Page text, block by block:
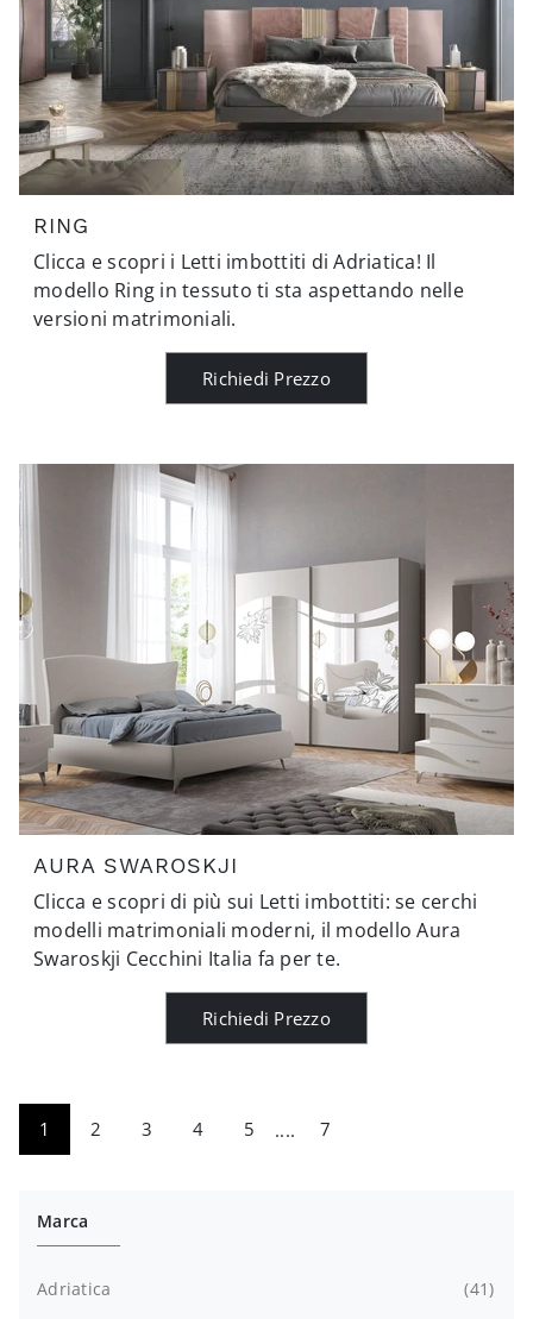
RING
Clicca e scopri i Letti imbottiti di Adriatica! Il
modello Ring in tessuto ti sta aspettando nelle
versioni matrimoniali.
Richiedi Prezzo
AURA SWAROSKJI
Clicca e scopri di più sui Letti imbottiti: se cerchi
modelli matrimoniali moderni, il modello Aura
Swaroskji Cecchini Italia fa per te.
Richiedi Prezzo
1 2 3 4 5 .... 7
Marca
Adriatica
41